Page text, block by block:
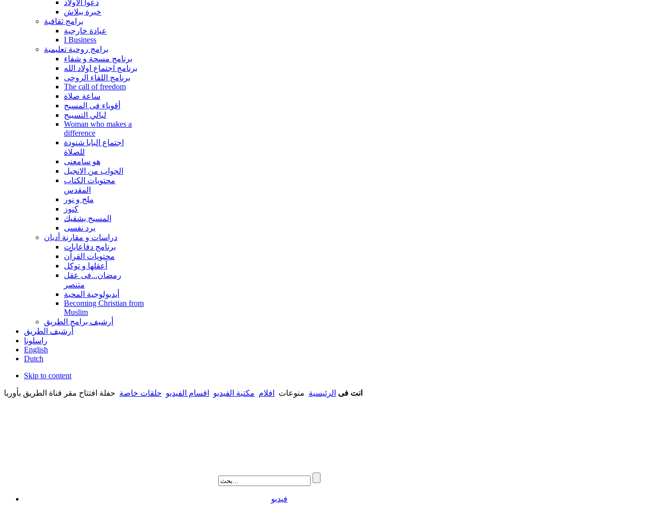
دعوا الأولاد
خبرة ببلاش
برامج ثقافية
عيادة خارجية
I Business
برامج روحية تعليمية
برنامج مسحة و شفاء
برنامج اجتماع اولاد الله
برنامج اللقاء الروحى
The call of freedom
ساعة صلاة
أقوياء فى المسيح
ليالي التسبيح
Woman who makes a
difference
اجتماع البابا شنودة
للصلاة
هو سامعنى
الجواب من الانجيل
محتويات الكتاب
المقدس
ملح و نور
كنوز
المسيح يشفيك
يرد نفسى
دراسات و مقارنة أديان
برنامج دفاعايات
محتويات القراّن
أعقلها و توكل
رمضان...فى عقل
متنصر
أيديولوجية المحبة
Becoming Christian from
Muslim
أرشيف برامج الطريق
أرشيف الطريق
راسلونا
English
Dutch
Skip to content
انت فى الرئيسية منوعات افلام مكتبة الفيديو اقسام الفيديو حلقات خاصة حفلة افتتاح مقر قناة الطريق بأوربا
فيديو